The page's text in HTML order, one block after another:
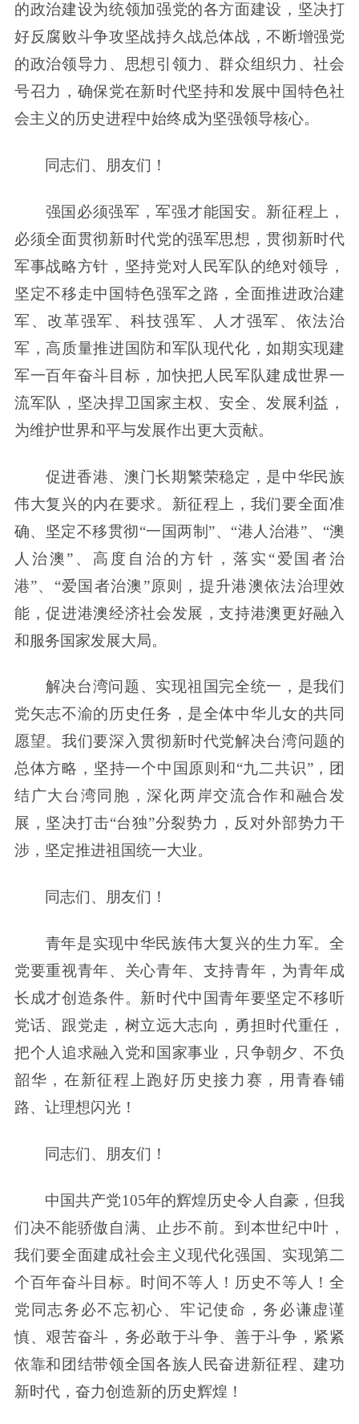
的政治建设为统领加强党的各方面建设，坚决打
好反腐败斗争攻坚战持久战总体战，不断增强党
的政治领导力、思想引领力、群众组织力、社会
号召力，确保党在新时代坚持和发展中国特色社
会主义的历史进程中始终成为坚强领导核心。
同志们、朋友们！
强国必须强军，军强才能国安。新征程上，
必须全面贯彻新时代党的强军思想，贯彻新时代
军事战略方针，坚持党对人民军队的绝对领导，
坚定不移走中国特色强军之路，全面推进政治建
军、改革强军、科技强军、人才强军、依法治
军，高质量推进国防和军队现代化，如期实现建
军一百年奋斗目标，加快把人民军队建成世界一
流军队，坚决捍卫国家主权、安全、发展利益，
为维护世界和平与发展作出更大贡献。
促进香港、澳门长期繁荣稳定，是中华民族
伟大复兴的内在要求。新征程上，我们要全面准
确、坚定不移贯彻“一国两制”、“港人治港”、“澳
人治澳”、高度自治的方针，落实“爱国者治
港”、“爱国者治澳”原则，提升港澳依法治理效
能，促进港澳经济社会发展，支持港澳更好融入
和服务国家发展大局。
解决台湾问题、实现祖国完全统一，是我们
党矢志不渝的历史任务，是全体中华儿女的共同
愿望。我们要深入贯彻新时代党解决台湾问题的
总体方略，坚持一个中国原则和“九二共识”，团
结广大台湾同胞，深化两岸交流合作和融合发
展，坚决打击“台独”分裂势力，反对外部势力干
涉，坚定推进祖国统一大业。
同志们、朋友们！
青年是实现中华民族伟大复兴的生力军。全
党要重视青年、关心青年、支持青年，为青年成
长成才创造条件。新时代中国青年要坚定不移听
党话、跟党走，树立远大志向，勇担时代重任，
把个人追求融入党和国家事业，只争朝夕、不负
韶华，在新征程上跑好历史接力赛，用青春铺
路、让理想闪光！
同志们、朋友们！
中国共产党105年的辉煌历史令人自豪，但我
们决不能骄傲自满、止步不前。到本世纪中叶，
我们要全面建成社会主义现代化强国、实现第二
个百年奋斗目标。时间不等人！历史不等人！全
党同志务必不忘初心、牢记使命，务必谦虚谨
慎、艰苦奋斗，务必敢于斗争、善于斗争，紧紧
依靠和团结带领全国各族人民奋进新征程、建功
新时代，奋力创造新的历史辉煌！